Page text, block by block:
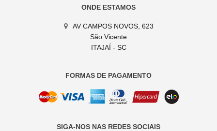
ONDE ESTAMOS
AV CAMPOS NOVOS, 623
São Vicente
ITAJAÍ - SC
FORMAS DE PAGAMENTO
SIGA-NOS NAS REDES SOCIAIS